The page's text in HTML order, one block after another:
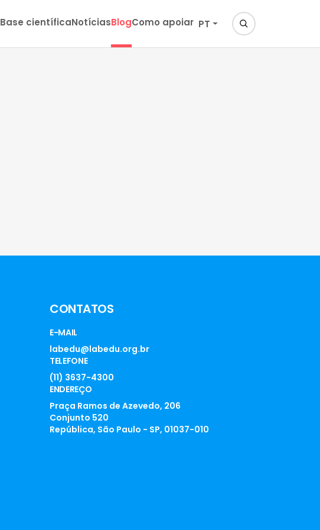
Base científicaNotíciasBlogComo apoiar PT
CONTATOS
E-MAIL
labedu@labedu.org.br
TELEFONE
(11) 3637-4300
ENDEREÇO
Praça Ramos de Azevedo, 206
Conjunto 520
República, São Paulo - SP, 01037-010